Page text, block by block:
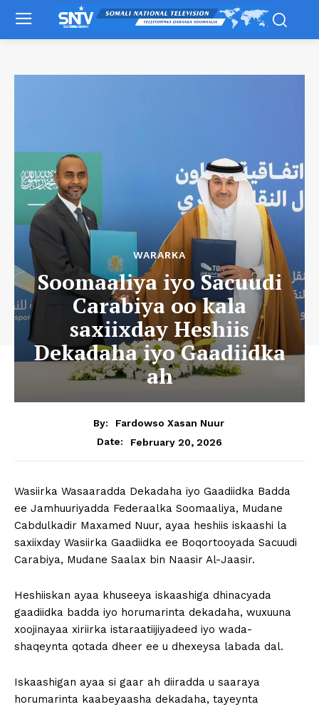
WARARKA
Soomaaliya iyo Sacuudi
Carabiya oo kala
saxiixday Heshiis
Dekadaha iyo Gaadiidka
ah
By:
Fardowso Xasan Nuur
Date:
February 20, 2026
Wasiirka Wasaaradda Dekadaha iyo Gaadiidka Badda
ee Jamhuuriyadda Federaalka Soomaaliya, Mudane
Cabdulkadir Maxamed Nuur, ayaa heshiis iskaashi la
saxiixday Wasiirka Gaadiidka ee Boqortooyada Sacuudi
Carabiya, Mudane Saalax bin Naasir Al-Jaasir.
Heshiiskan ayaa khuseeya iskaashiga dhinacyada
gaadiidka badda iyo horumarinta dekadaha, wuxuuna
xoojinayaa xiriirka istaraatiijiyadeed iyo wada-
shaqeynta qotada dheer ee u dhexeysa labada dal.
Iskaashigan ayaa si gaar ah diiradda u saaraya
horumarinta kaabeyaasha dekadaha, tayeynta